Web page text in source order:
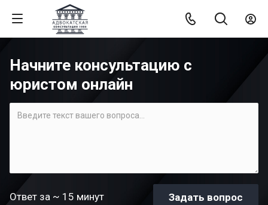
Начните консультацию с
юристом онлайн
Ответ за ~ 15 минут